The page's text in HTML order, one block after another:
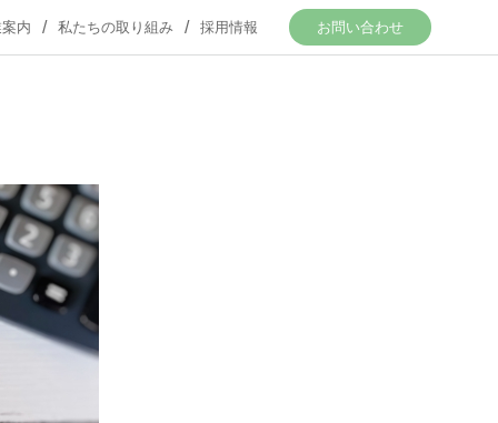
内 私たちの取り組み 採用情報 お問い合わせ